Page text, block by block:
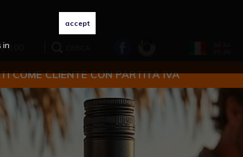
in
€ 0,00
COME CLIENTE CON PARTITA IVA